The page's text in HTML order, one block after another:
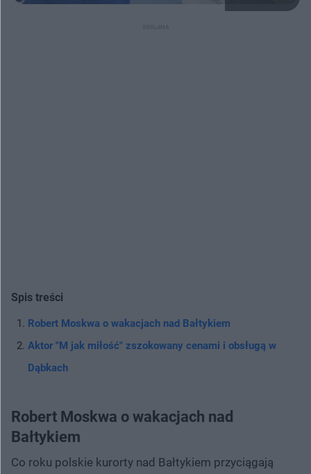
Spis treści
Robert Moskwa o wakacjach nad Bałtykiem
Aktor "M jak miłość" zszokowany cenami i obsługą w
Dąbkach
Robert Moskwa o wakacjach nad
Bałtykiem
Co roku polskie kurorty nad Bałtykiem przyciągają